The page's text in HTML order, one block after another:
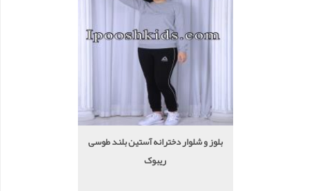
بلوز و شلوار دخترانه آستین بلند طوسی
ریبوک